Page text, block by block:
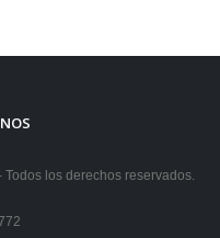
los derechos reservados.